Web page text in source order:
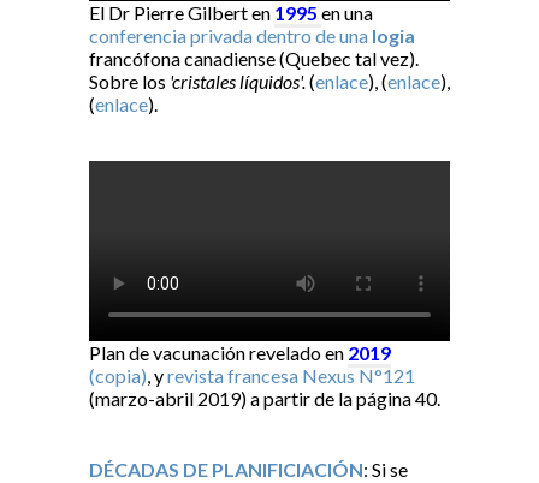
El Dr Pierre Gilbert en 1995 en una
conferencia privada dentro de una logia
francófona canadiense (Quebec tal vez).
Sobre los 'cristales líquidos'.(enlace), (enlace),
(enlace).
Plan de vacunación revelado en 2019
(copia), yrevista francesa Nexus N°121
(marzo-abril 2019) a partir de la página 40.
DÉCADAS DE PLANIFICIACIÓN: Si se